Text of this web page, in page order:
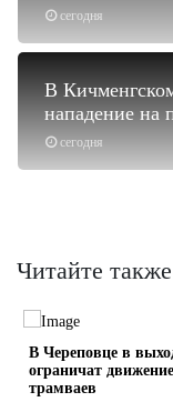
сегодня
сегодня
В
нападение на
Читайте также
В Череповце в
ограничат движение
трамваев